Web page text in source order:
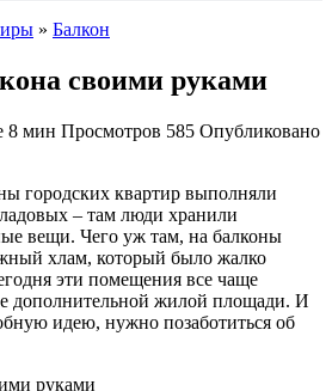
» Балкон
своими руками
8 мин Просмотров 585 Опубликовано
городских квартир выполняли
– там люди хранили
вещи. Чего уж там, на балконы
хлам, который было жалко
эти помещения все чаще
дополнительной жилой площади. И
идею, нужно позаботиться об